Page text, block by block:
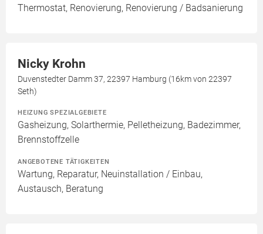
Thermostat, Renovierung, Renovierung / Badsanierung
Nicky Krohn
Duvenstedter Damm 37, 22397 Hamburg (16km von 22397
Seth)
HEIZUNG SPEZIALGEBIETE
Gasheizung, Solarthermie, Pelletheizung, Badezimmer,
Brennstoffzelle
ANGEBOTENE TÄTIGKEITEN
Wartung, Reparatur, Neuinstallation / Einbau,
Austausch, Beratung